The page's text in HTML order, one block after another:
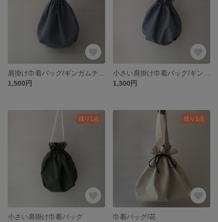
1,500円
1,300円
残り1点
小さい肩掛け巾着バッグ
残り1点
巾着バッグ/花